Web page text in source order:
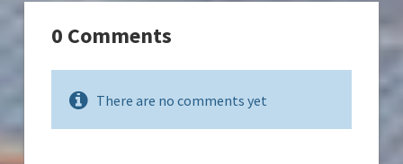
0 Comments
There are no comments yet